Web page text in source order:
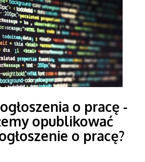
o pracę -
opublikować
o pracę?